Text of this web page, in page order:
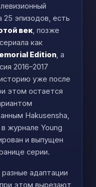
25 эпизодов, есть
век, позже
как
Edition, а
2016–2017
уже после
этом остается
Hakusensha,
журнале Young
и выпущен
серии.
адаптации
этом вырезают